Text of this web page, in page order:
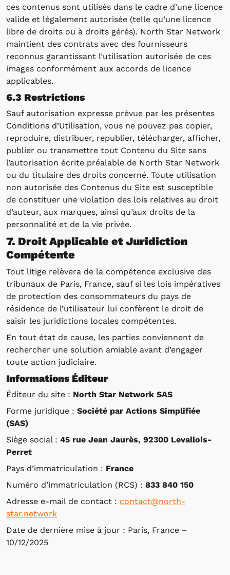
ces contenus sont utilisés dans le cadre d’une licence
valide et légalement autorisée (telle qu’une licence
libre de droits ou à droits gérés). North Star Network
maintient des contrats avec des fournisseurs
reconnus garantissant l’utilisation autorisée de ces
images conformément aux accords de licence
applicables.
6.3 Restrictions
Sauf autorisation expresse prévue par les présentes
Conditions d’Utilisation, vous ne pouvez pas copier,
reproduire, distribuer, republier, télécharger, afficher,
publier ou transmettre tout Contenu du Site sans
l’autorisation écrite préalable de North Star Network
ou du titulaire des droits concerné. Toute utilisation
non autorisée des Contenus du Site est susceptible
de constituer une violation des lois relatives au droit
d’auteur, aux marques, ainsi qu’aux droits de la
personnalité et de la vie privée.
7. Droit Applicable et Juridiction
Compétente
Tout litige relèvera de la compétence exclusive des
tribunaux de Paris, France, sauf si les lois impératives
de protection des consommateurs du pays de
résidence de l’utilisateur lui confèrent le droit de
saisir les juridictions locales compétentes.
En tout état de cause, les parties conviennent de
rechercher une solution amiable avant d’engager
toute action judiciaire.
Informations Éditeur
Éditeur du site : North Star Network SAS
Forme juridique : Société par Actions Simplifiée
(SAS)
Siège social : 45 rue Jean Jaurès, 92300 Levallois-
Perret
Pays d’immatriculation : France
Numéro d’immatriculation (RCS) : 833 840 150
Adresse e-mail de contact : contact@north-
star.network
Date de dernière mise à jour : Paris, France –
10/12/2025